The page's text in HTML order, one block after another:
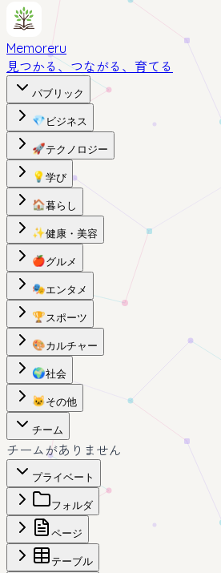
Memoreru
見つかる、つながる、育てる
パブリック
💎 ビジネス
🚀テクノロジー
💡 学び
🏠暮らし
✨健康・美容
🍎グルメ
🎭エンタメ
🏆スポーツ
🎨カルチャー
🌍社会
🐱 その他
チーム
チームがありません
プライベート
フォルダ
ページ
テーブル